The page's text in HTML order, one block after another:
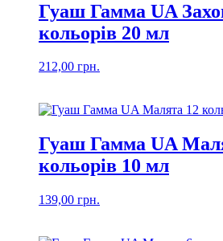
Гуаш Гамма UA
кольорів 20 мл
212,00 грн.
Гуаш Гамма UA
кольорів 10 мл
139,00 грн.